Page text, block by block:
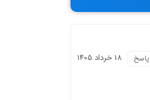
18 خرداد 1405 پاسخ